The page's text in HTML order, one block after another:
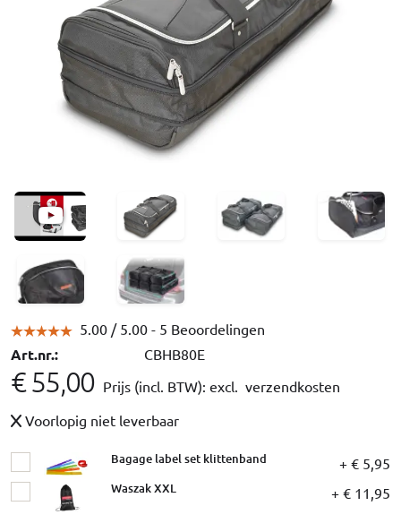
5.00 / 5.00 - 5 Beoordelingen
Art.nr.: CBHB80E
€ 55,00 Prijs (incl. BTW):excl. verzendkosten
Voorlopig niet leverbaar
Bagage label set klittenband + € 5,95
Waszak XXL + € 11,95